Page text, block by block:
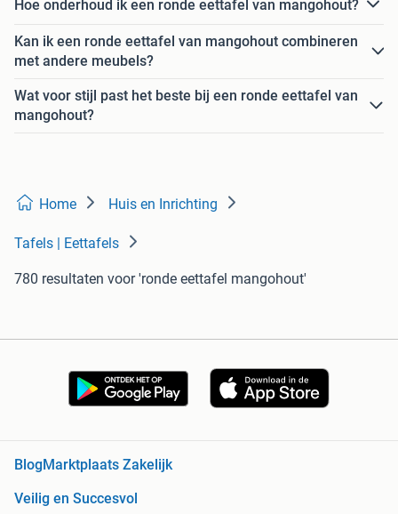
Hoe onderhoud ik een ronde eettafel van mangohout?
Kan ik een ronde eettafel van mangohout combineren
met andere meubels?
Wat voor stijl past het beste bij een ronde eettafel van
mangohout?
Home Huis en Inrichting
Tafels | Eettafels
780 resultaten voor 'ronde eettafel mangohout'
BlogMarktplaats Zakelijk
Veilig en Succesvol